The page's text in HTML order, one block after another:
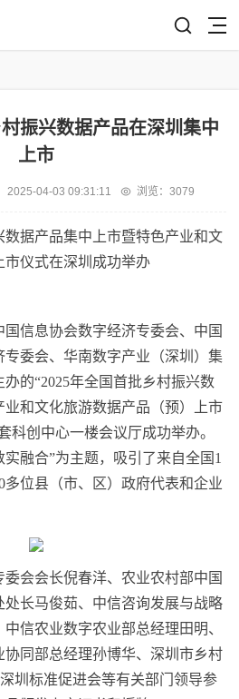
振兴数据产品在深圳集中
上市
2025-04-03 09:31:11 浏览：3079
数据产品集中上市暨特色产业和文
市仪式在深圳成功举办
国信息协会数字经济专委会、中国
专委会、华南数字产业（深圳）集
的“2025年全国首批乡村振兴数
和文化旅游数据产品（预）上市
科创中心一楼会议厅成功举办。
融合”为主题，吸引了来自全国1
多位县（市、区）政府代表和企业
会会长倪春洋、农业农村部中国
处长马俊茹、中信咨询发展与战略
信农业数字农业部总经理田明、
同部总经理孙博华、深圳市乡村
圳标准促进会等有关部门领导参